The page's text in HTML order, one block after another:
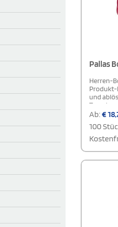
Pallas
Herren-
Produkt-
und
Grip
bequem
Ab:€
100